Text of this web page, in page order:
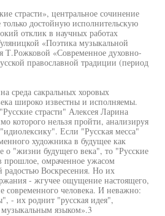
страсти», центральное сочинение
достойную исполнительскую
отклик в научных работах
«Поэтика музыкальной
Т.Рожковой «Современное духовно-
православной традиции (период
среда сакральных хоровых
широко известны и исполняемы.
страсти" Алексея Ларина
которого нельзя пройти, анализируя
Если "Русская месса"
художника в будущее как
о "жизни будущего века", то "Русские
прошлое, омраченное ужасом
радостью Воскресения. Но их
- жгучее ощущение настоящего,
современного человека. И неважно:
- их роднит "русская идея",
языком».3